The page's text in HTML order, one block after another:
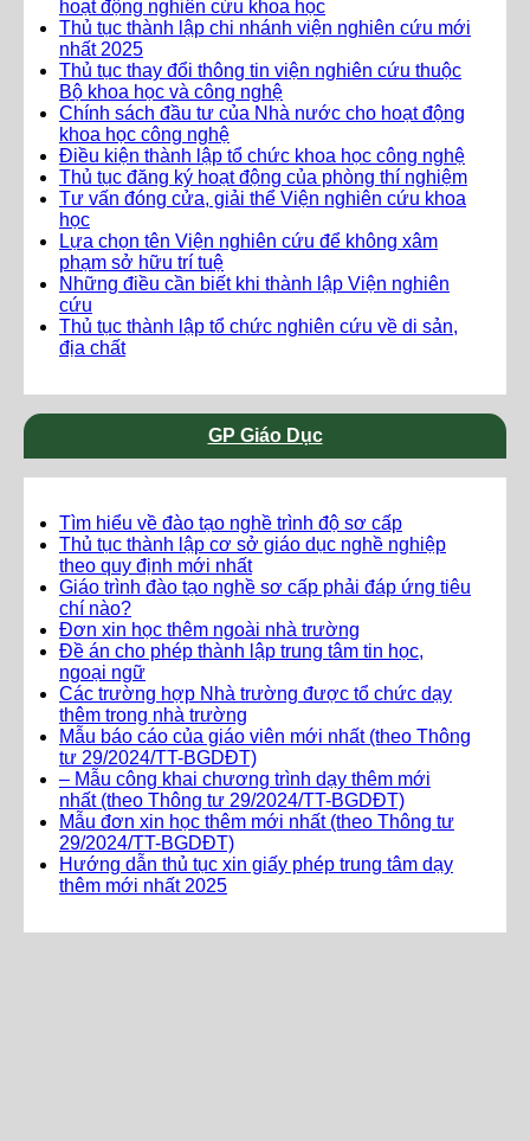
hoạt động nghiên cứu khoa học
Thủ tục thành lập chi nhánh viện nghiên cứu mới
nhất 2025
Thủ tục thay đổi thông tin viện nghiên cứu thuộc
Bộ khoa học và công nghệ
Chính sách đầu tư của Nhà nước cho hoạt động
khoa học công nghệ
Điều kiện thành lập tổ chức khoa học công nghệ
Thủ tục đăng ký hoạt động của phòng thí nghiệm
Tư vấn đóng cửa, giải thể Viện nghiên cứu khoa
học
Lựa chọn tên Viện nghiên cứu để không xâm
phạm sở hữu trí tuệ
Những điều cần biết khi thành lập Viện nghiên
cứu
Thủ tục thành lập tổ chức nghiên cứu về di sản,
địa chất
GP Giáo Dục
Tìm hiểu về đào tạo nghề trình độ sơ cấp
Thủ tục thành lập cơ sở giáo dục nghề nghiệp
theo quy định mới nhất
Giáo trình đào tạo nghề sơ cấp phải đáp ứng tiêu
chí nào?
Đơn xin học thêm ngoài nhà trường
Đề án cho phép thành lập trung tâm tin học,
ngoại ngữ
Các trường hợp Nhà trường được tổ chức dạy
thêm trong nhà trường
Mẫu báo cáo của giáo viên mới nhất (theo Thông
tư 29/2024/TT-BGDĐT)
– Mẫu công khai chương trình dạy thêm mới
nhất (theo Thông tư 29/2024/TT-BGDĐT)
Mẫu đơn xin học thêm mới nhất (theo Thông tư
29/2024/TT-BGDĐT)
Hướng dẫn thủ tục xin giấy phép trung tâm dạy
thêm mới nhất 2025